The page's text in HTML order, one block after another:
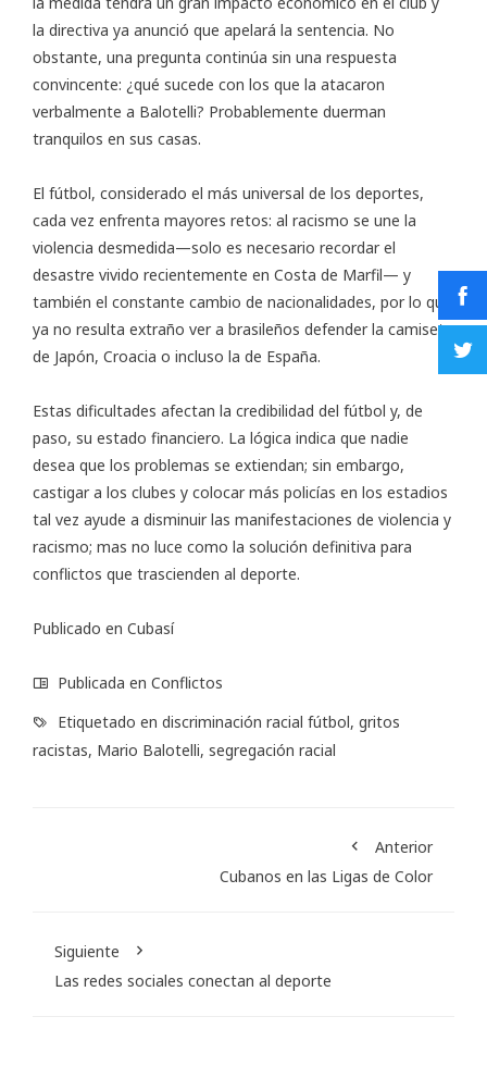
la directiva ya anunció que apelará la sentencia. No
obstante, una pregunta continúa sin una respuesta
convincente: ¿qué sucede con los que la atacaron
verbalmente a Balotelli? Probablemente duerman
tranquilos en sus casas.
El fútbol, considerado el más universal de los deportes,
cada vez enfrenta mayores retos: al racismo se une la
violencia desmedida—solo es necesario recordar el
desastre vivido recientemente en Costa de Marfil— y
también el constante cambio de nacionalidades, por lo que
ya no resulta extraño ver a brasileños defender la camiseta
de Japón, Croacia o incluso la de España.
Estas dificultades afectan la credibilidad del fútbol y, de
paso, su estado financiero. La lógica indica que nadie
desea que los problemas se extiendan; sin embargo,
castigar a los clubes y colocar más policías en los estadios
tal vez ayude a disminuir las manifestaciones de violencia y
racismo; mas no luce como la solución definitiva para
conflictos que trascienden al deporte.
Publicado en Cubasí
Publicada en Conflictos
Etiquetado en discriminación racial fútbol, gritos
racistas, Mario Balotelli, segregación racial
Anterior
Cubanos en las Ligas de Color
Siguiente
Las redes sociales conectan al deporte